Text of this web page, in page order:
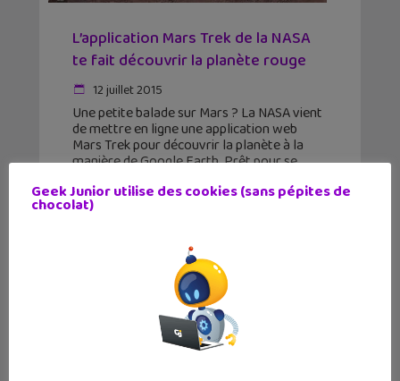
L’application Mars Trek de la NASA
te fait découvrir la planète rouge
12 juillet 2015
Une petite balade sur Mars ? La NASA vient
de mettre en ligne une application web
Mars Trek pour découvrir la planète à la
manière de Google Earth. Prêt pour se
Geek Junior utilise des cookies (sans pépites de
chocolat)